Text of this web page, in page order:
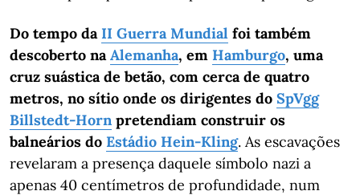
Do tempo da II Guerra Mundial foi também
descoberto naAlemanha, em Hamburgo, uma
cruz suástica de betão, com cerca de quatro
metros, no sítio onde os dirigentes do SpVgg
Billstedt-Horn pretendiam construir os
balneários do Estádio Hein-Kling. As escavações
revelaram a presença daquele símbolo nazi a
apenas 40 centímetros de profundidade, num